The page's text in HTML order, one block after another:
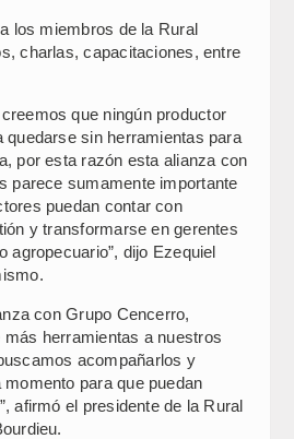
los miembros de la Rural
charlas, capacitaciones, entre
que ningún productor
quedarse sin herramientas para
por esta razón esta alianza con
parece sumamente importante
puedan contar con
y transformarse en gerentes
agropecuario”, dijo Ezequiel
con Grupo Cencerro,
herramientas a nuestros
acompañarlos y
para que puedan
afirmó el presidente de la Rural